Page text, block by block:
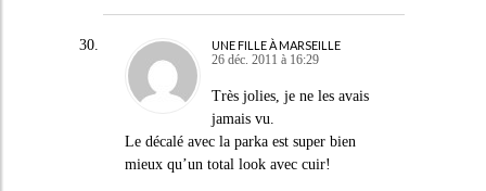
UNE FILLE À MARSEILLE
26 déc. 2011 à 16:29
Très jolies, je ne les avais
jamais vu.
Le décalé avec la parka est super bien
mieux qu’un total look avec cuir!